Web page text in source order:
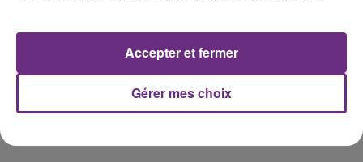
STROMAE ALEX WARREN
Gérer mes choix
Accepter et fermer